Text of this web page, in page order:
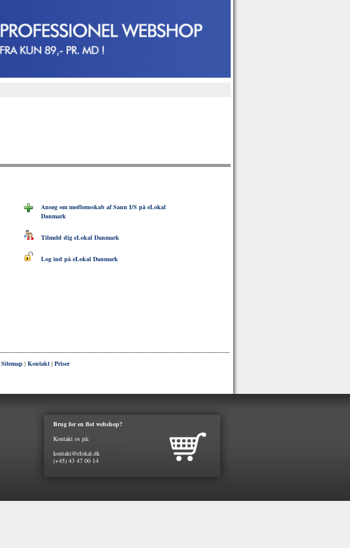
Ansøg om medlemsskab af Sann I/S på eLokal
Danmark
Tilmeld dig eLokal Danmark
Log ind på eLokal Danmark
Sitemap | Kontakt | Priser
Brug for en flot webshop?
Kontakt os på:
kontakt@elokal.dk
(+45) 43 47 00 14